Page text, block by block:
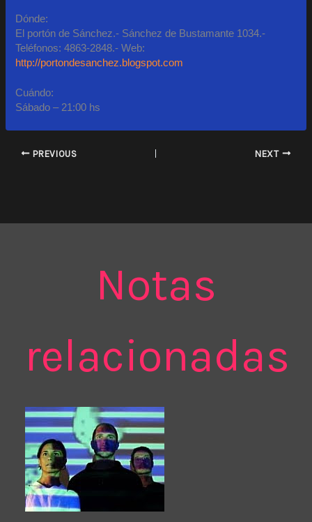
Dónde:
El portón de Sánchez.- Sánchez de Bustamante 1034.-
Teléfonos: 4863-2848.- Web:
http://portondesanchez.blogspot.com
Cuándo:
Sábado – 21:00 hs
PREVIOUS NEXT
Notas
relacionadas